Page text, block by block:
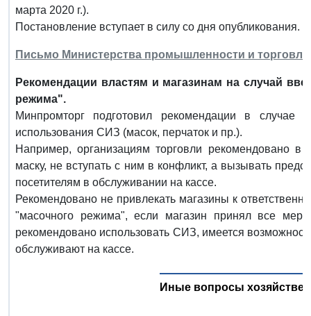
марта 2020 г.).
Постановление вступает в силу со дня опубликования.
Письмо Министерства промышленности и торговли
Рекомендации властям и магазинам на случай
режима".
Минпромторг подготовил рекомендации в случае
использования СИЗ (масок, перчаток и пр.).
Например, организациям торговли рекомендовано в
маску, не вступать с ним в конфликт, а вызывать
посетителям в обслуживании на кассе.
Рекомендовано не привлекать магазины к
"масочного режима", если магазин принял все
рекомендовано использовать СИЗ, имеется
обслуживают на кассе.
Иные вопросы